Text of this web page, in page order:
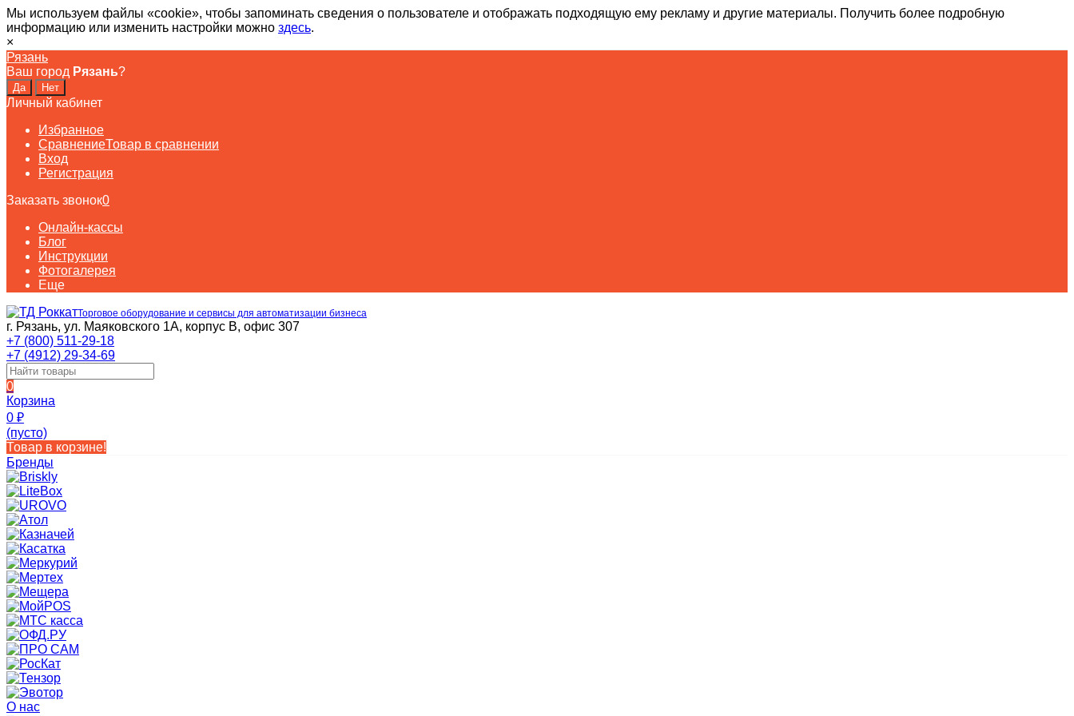
Мы используем файлы «cookie», чтобы запоминать сведения о пользователе и отображать подходящую ему рекламу и другие материалы. Получить более подробную
информацию или изменить настройки можно здесь.
×
Рязань
Ваш город Рязань?
Личный кабинет
Избранное
СравнениеТовар в сравнении
Вход
Регистрация
Заказать звонок0
Онлайн-кассы
Блог
Инструкции
Фотогалерея
Еще
Торговое оборудование и сервисы для автоматизации бизнеса
г. Рязань, ул. Маяковского 1А, корпус B, офис 307
+7 (800) 511-29-18
+7 (4912) 29-34-69
0
Корзина
0 ₽
(пусто)
Товар в корзине!
Бренды
О нас